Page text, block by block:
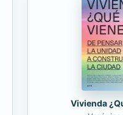
Vivienda